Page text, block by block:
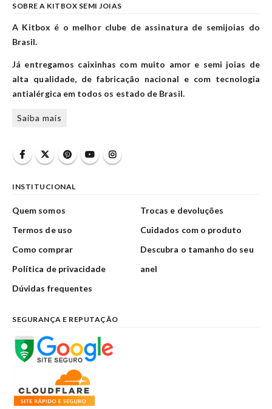
SOBRE A KITBOX SEMI JOIAS
A Kitbox é o melhor clube de assinatura de semijoias do
Brasil.
Já entregamos caixinhas com muito amor e semi joias de
alta qualidade, de fabricação nacional e com tecnologia
antialérgica em todos os estado de Brasil.
Saiba mais
INSTITUCIONAL
Quem somos
Termos de uso
Como comprar
Política de privacidade
Dúvidas frequentes
Trocas e devoluções
Cuidados com o produto
Descubra o tamanho do seu
anel
SEGURANÇA E REPUTAÇÃO